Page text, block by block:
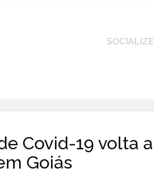
SOCIALIZE
Covid-19 volta a
Goiás